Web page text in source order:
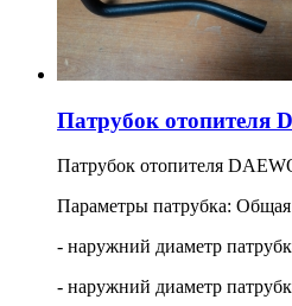
Патрубок отопителя
Патрубок отопителя
Параметры патрубка:
- наружний диаметр
- наружний диаметр